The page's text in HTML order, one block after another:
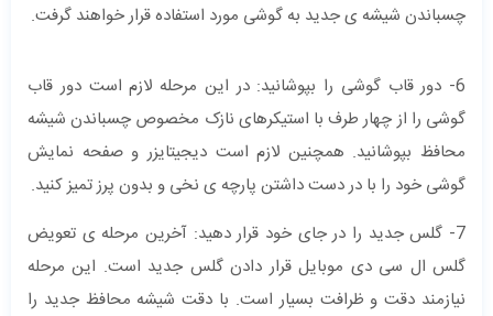
چسباندن شیشه ی جدید به گوشی مورد استفاده قرار خواهند گرفت.
6- دور قاب گوشی را بپوشانید: در این مرحله لازم است دور قاب
گوشی را از چهار طرف با استیکرهای نازک مخصوص چسباندن شیشه
محافظ بپوشانید. همچنین لازم است دیجیتایزر و صفحه نمایش
گوشی خود را با در دست داشتن پارچه ی نخی و بدون پرز تمیز کنید.
7- گلس جدید را در جای خود قرار دهید: آخرین مرحله ی تعویض
گلس ال سی دی موبایل قرار دادن گلس جدید است. این مرحله
نیازمند دقت و ظرافت بسیار است. با دقت شیشه محافظ جدید را